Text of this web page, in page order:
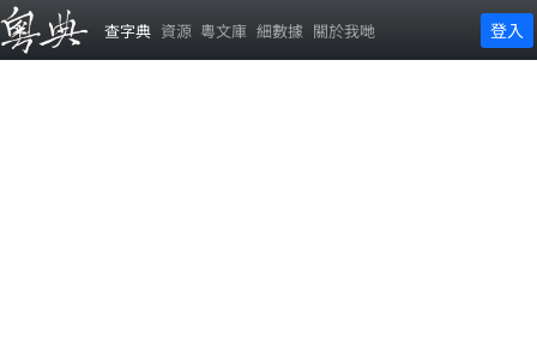
查字典 資源 粵文庫 細數據 關於我哋 登入